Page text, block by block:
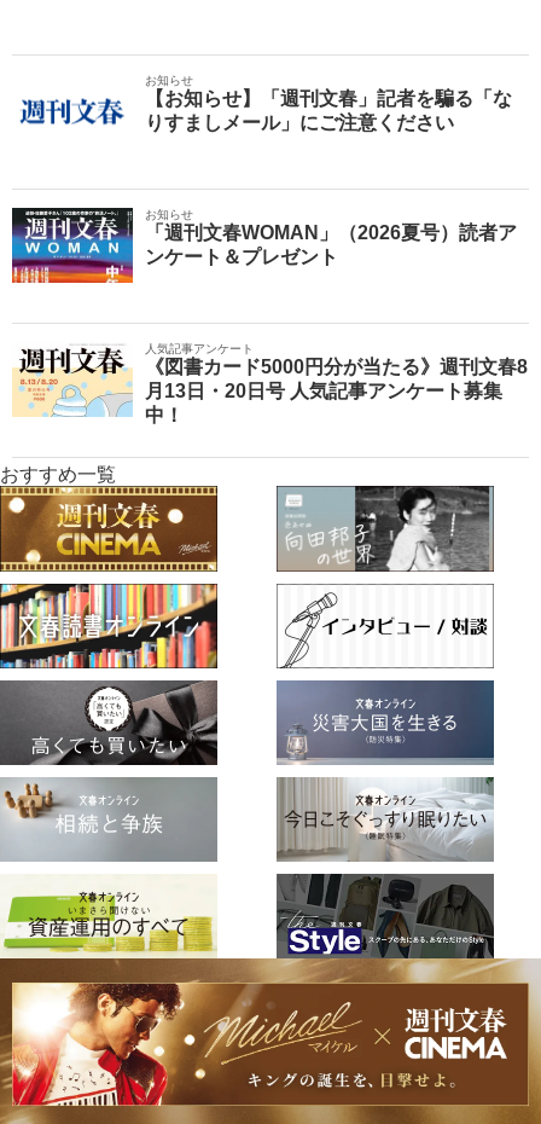
お知らせ
【お知らせ】「週刊文春」記者を騙る「な
りすましメール」にご注意ください
お知らせ
「週刊文春WOMAN」（2026夏号）読者ア
ンケート＆プレゼント
人気記事アンケート
《図書カード5000円分が当たる》週刊文春8
月13日・20日号 人気記事アンケート募集
中！
おすすめ一覧